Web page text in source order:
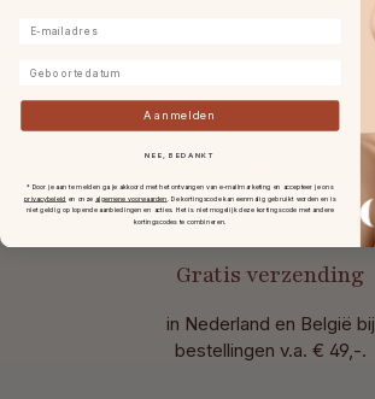
Gratis verzending
in Nederland en België bij
bestellingen v.a. € 49,-.
Aanmelden
NEE, BEDANKT
* Door je aan te melden ga je akkoord met het ontvangen van e-mailmarketing en accepteer je ons
privacybeleid en onze algemene voorwaarden .De kortingscode kan eenmalig gebruikt worden en is
niet geldig op lopende aanbiedingen en acties. Het is niet mogelijk deze kortingscode met andere
kortingscodes te combineren.